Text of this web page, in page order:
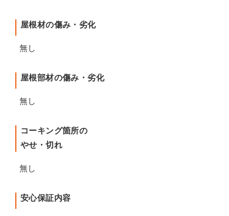
屋根材の傷み・劣化
無し
屋根部材の傷み・劣化
無し
コーキング箇所の
やせ・切れ
無し
安心保証内容